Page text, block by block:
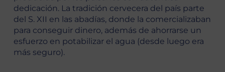
dedicación. La tradición cervecera del país parte
del S. XII en las abadías, donde la comercializaban
para conseguir dinero, además de ahorrarse un
esfuerzo en potabilizar el agua (desde luego era
más seguro).